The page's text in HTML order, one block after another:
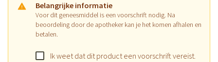
Belangrijke informatie
Voor dit geneesmiddel is een voorschrift nodig. Na
beoordeling door de apotheker kan je het komen afhalen en
betalen.
Ik weet dat dit product een voorschrift vereist.